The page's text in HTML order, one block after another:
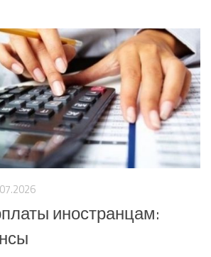
иностранцам: